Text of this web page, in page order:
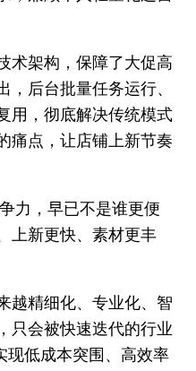
术架构，保障了大促高
后台批量任务运行、
用，彻底解决传统模式
痛点，让店铺上新节奏
力，早已不是谁更便
上新更快、素材更丰
越精细化、专业化、智
只会被快速迭代的行业
现低成本突围、高效率